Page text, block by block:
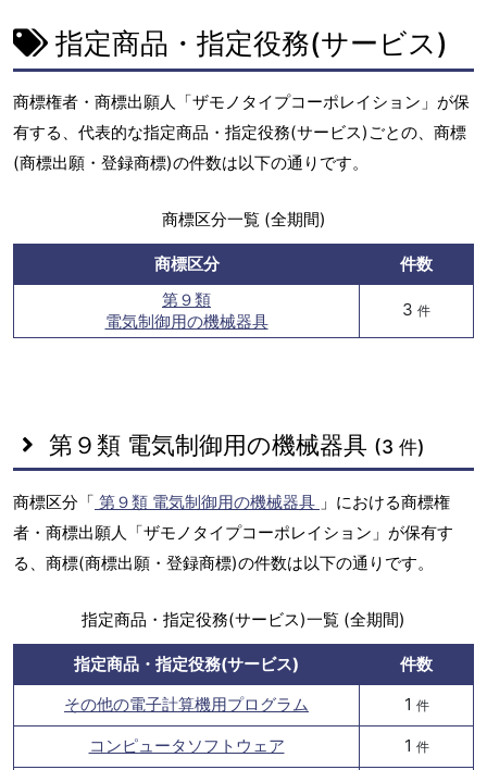
指定商品・指定役務(サービス)
商標権者・商標出願人「ザモノタイプコーポレイション」が保
有する、代表的な指定商品・指定役務(サービス)ごとの、商標
(商標出願・登録商標)の件数は以下の通りです。
商標区分一覧 (全期間)
商標区分
件数
第９類
電気制御用の機械器具
3 件
第９類 電気制御用の機械器具 (3 件)
商標区分「 第９類 電気制御用の機械器具 」における商標権
者・商標出願人「ザモノタイプコーポレイション」が保有す
る、商標(商標出願・登録商標)の件数は以下の通りです。
指定商品・指定役務(サービス)一覧 (全期間)
指定商品・指定役務(サービス)
件数
その他の電子計算機用プログラム
1 件
コンピュータソフトウェア 1 件